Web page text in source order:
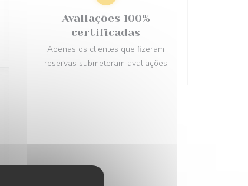
Avaliações 100%
certificadas
Apenas os clientes que fizeram
reservas submeteram avaliações